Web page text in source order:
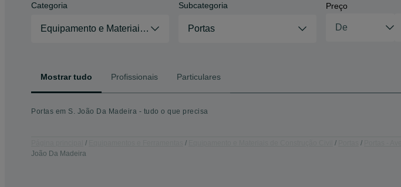
Categoria
Equipamento e Materiais de Construção Civil
Subcategoria
Portas
Preço
Mostrar tudo Profissionais Particulares
Portas em S. João Da Madeira - tudo o que precisa
João Da Madeira